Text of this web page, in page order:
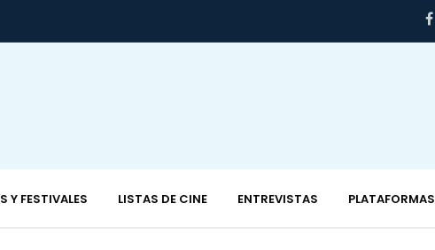
Y FESTIVALES LISTAS DE CINE ENTREVISTAS PLATAFORMAS